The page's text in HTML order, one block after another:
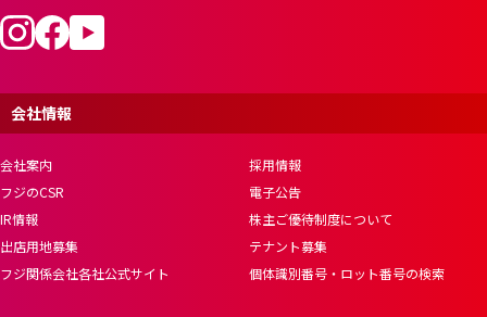
会社情報
会社案内
採用情報
フジのCSR
電子公告
IR情報
株主ご優待制度について
出店用地募集
テナント募集
フジ関係会社各社公式サイト
個体識別番号・ロット番号の検索